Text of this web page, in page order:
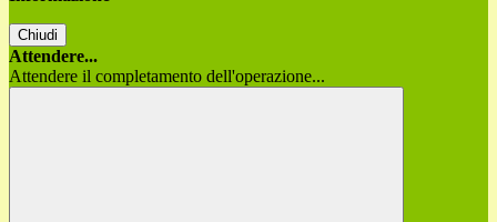
Chiudi
Attendere...
Attendere il completamento dell'operazione...